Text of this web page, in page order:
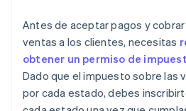
Antes de aceptar pagos y
ventas a los clientes, necesitas
obtener un permiso de
Dado que el impuesto sobre las
por cada estado, debes